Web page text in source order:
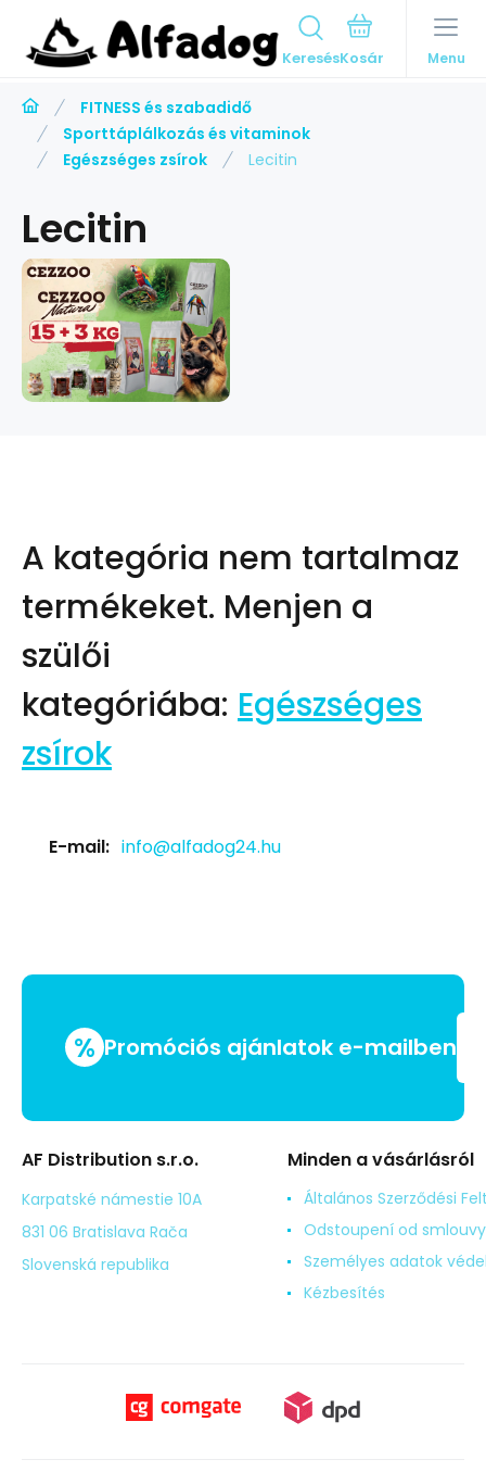
Keresés Menu
FITNESS és szabadidő
Sporttáplálkozás és vitaminok
Egészséges zsírok
Lecitin
Lecitin
A kategória nem tartalmaz
termékeket. Menjen a
szülői
kategóriába: Egészséges
zsírok
E-mail: info@alfadog24.hu
% Promóciós ajánlatok e-mailben
AF Distribution s.r.o.
Karpatské námestie 10A
831 06 Bratislava Rača
Slovenská republika
Minden a vásárlásról
Általános Szerződési
Odstoupení od smlouvy
Személyes adatok
Kézbesítés